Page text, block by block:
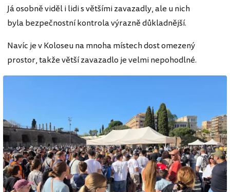
Já osobně viděl i lidi s většími zavazadly, ale u nich
byla bezpečnostní kontrola výrazně důkladnější.
Navíc je v Koloseu na mnoha místech dost omezený
prostor, takže větší zavazadlo je velmi nepohodlné.